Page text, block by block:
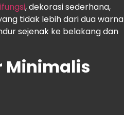
, dekorasi sederhana,
tidak lebih dari dua warna
sejenak ke belakang dan
Minimalis